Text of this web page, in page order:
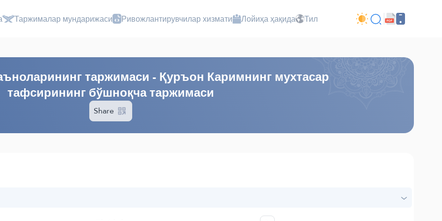
Таржималар мундарижаси Ривожлантирувчилар хизмати Лойиҳа ҳақида Тил
таржимаси - Қуръон Каримнинг мухтасар
тафсирининг бўшноқча таржимаси
Share